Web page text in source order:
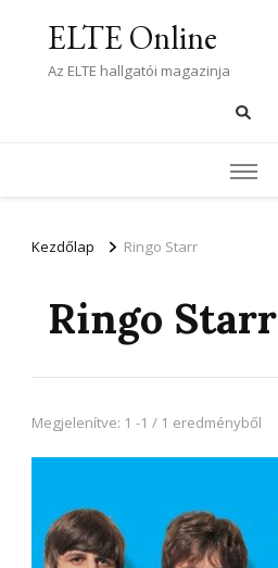
ELTE Online
Az ELTE hallgatói magazinja
Kezdőlap Ringo Starr
Ringo Starr
Megjelenítve: 1 -1 / 1 eredményből